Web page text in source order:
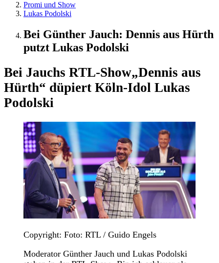
Promi und Show
Lukas Podolski
Bei Günther Jauch: Dennis aus Hürth
putzt Lukas Podolski
Bei Jauchs RTL-Show„Dennis aus
Hürth“ düpiert Köln-Idol Lukas
Podolski
Copyright: Foto: RTL / Guido Engels
Moderator Günther Jauch und Lukas Podolski